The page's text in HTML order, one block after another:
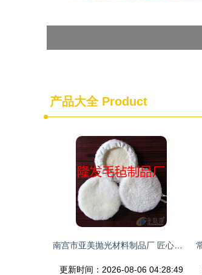
产品大全Product
更新时间：2026-08-06 04:28:49